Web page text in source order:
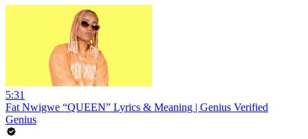
5:31
Fat Nwigwe “QUEEN” Lyrics & Meaning | Genius Verified
Genius